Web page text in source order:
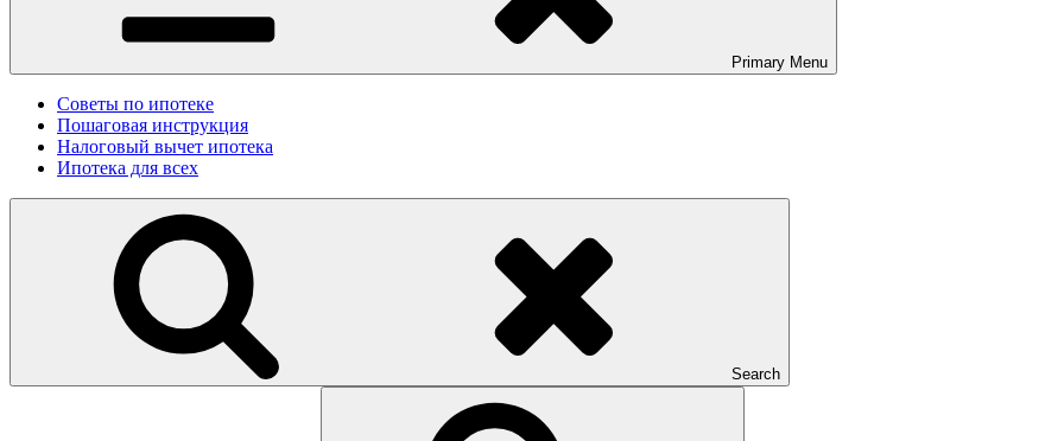
Primary Menu
Советы по ипотеке
Пошаговая инструкция
Налоговый вычет ипотека
Ипотека для всех
Search